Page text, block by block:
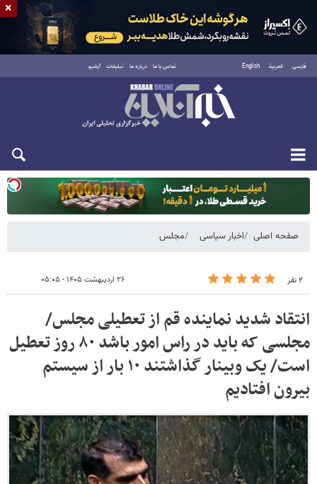
فارسی العربية English تماس با ما درباره ما تبلیغات آرشیو
یکشنبه ۱۸ مرداد ۱۴۰۵
صفحه اصلی اخبار سیاسی مجلس
۲ نفر ۲۶ اردیبهشت ۱۴۰۵ - ۰۵:۰۵
انتقاد شدید نماینده قم از تعطیلی مجلس/
مجلسی که باید در راس امور باشد ۸۰ روز تعطیل
است/ یک وبینار گذاشتند ۱۰ بار از سیستم
بیرون افتادیم
×